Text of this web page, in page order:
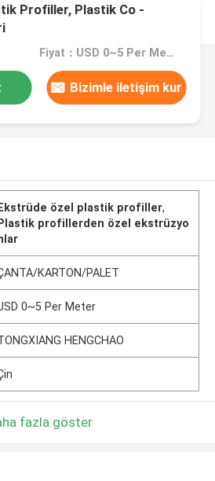
Profiller, Plastik Co -
Fiyat：USD 0~5 Per Meter
Bizimle iletişim kur
özel plastik profiller,
profillerden özel ekstrüzyo
KARTON/PALET
0~5 Per Meter
HENGCHAO
fazla göster